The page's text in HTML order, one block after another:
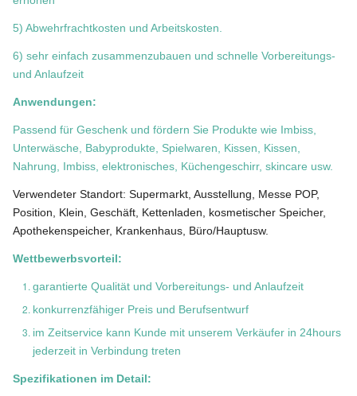
5) Abwehrfrachtkosten und Arbeitskosten.
6) sehr einfach zusammenzubauen und schnelle Vorbereitungs-
und Anlaufzeit
Anwendungen:
Passend für Geschenk und fördern Sie Produkte wie Imbiss,
Unterwäsche, Babyprodukte, Spielwaren, Kissen, Kissen,
Nahrung, Imbiss, elektronisches, Küchengeschirr, skincare usw.
Verwendeter Standort: Supermarkt, Ausstellung, Messe POP,
Position, Klein, Geschäft, Kettenladen, kosmetischer Speicher,
Apothekenspeicher, Krankenhaus, Büro/Hauptusw.
Wettbewerbsvorteil:
garantierte Qualität und Vorbereitungs- und Anlaufzeit
konkurrenzfähiger Preis und Berufsentwurf
im Zeitservice kann Kunde mit unserem Verkäufer in 24hours
jederzeit in Verbindung treten
Spezifikationen im Detail: